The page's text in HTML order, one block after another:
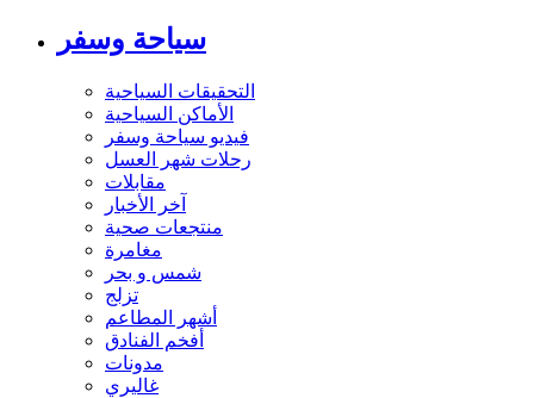
سياحة وسفر
التحقيقات السياحية
الأماكن السياحية
فيديو سياحة وسفر
رحلات شهر العسل
مقابلات
آخر الأخبار
منتجعات صحية
مغامرة
شمس و بحر
تزلج
أشهر المطاعم
أفخم الفنادق
مدونات
غاليري